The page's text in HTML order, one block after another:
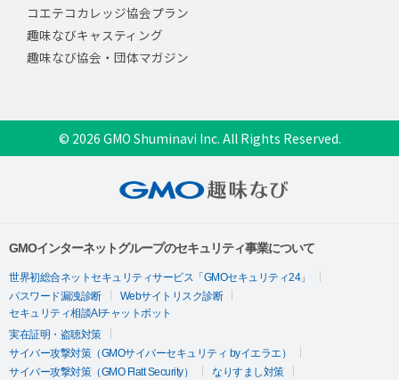
コエテコカレッジ協会プラン
趣味なびキャスティング
趣味なび協会・団体マガジン
© 2026 GMO Shuminavi Inc. All Rights Reserved.